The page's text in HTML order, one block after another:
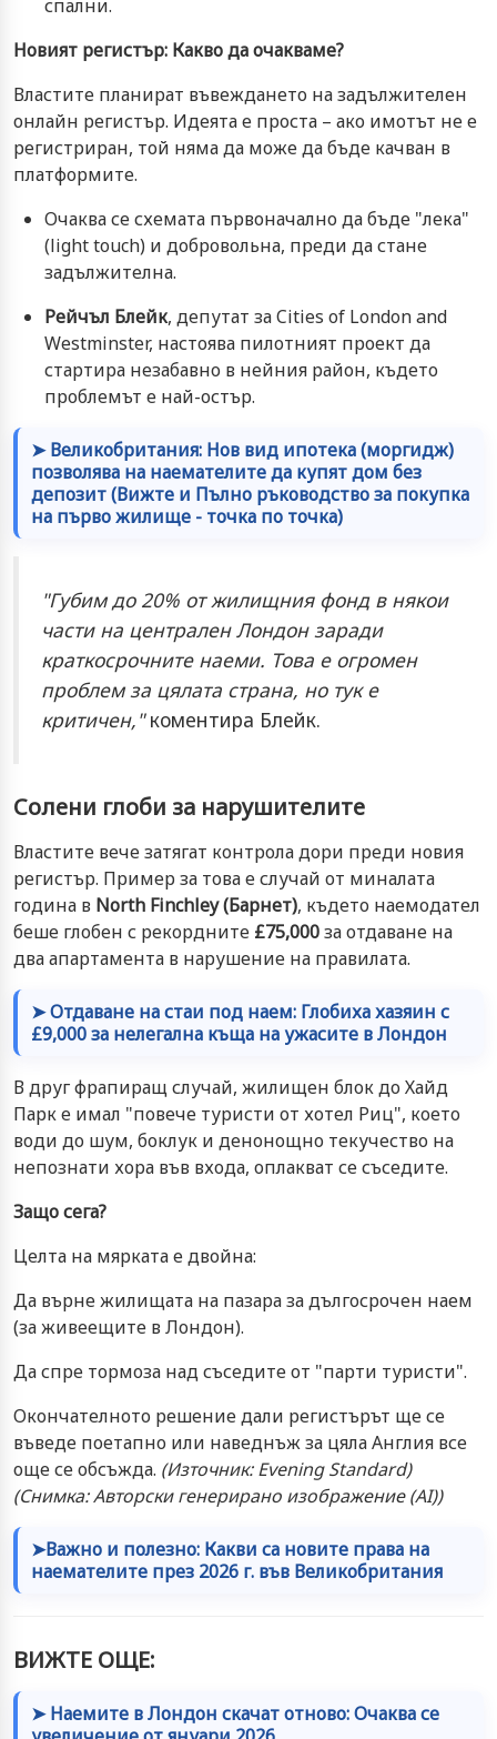
спални.
Новият регистър: Какво да очакваме?
Властите планират въвеждането на задължителен
онлайн регистър. Идеята е проста – ако имотът не е
регистриран, той няма да може да бъде качван в
платформите.
Очаква се схемата първоначално да бъде "лека"
(light touch) и добровольна, преди да стане
задължителна.
Рейчъл Блейк, депутат за Cities of London and
Westminster, настоява пилотният проект да
стартира незабавно в нейния район, където
проблемът е най-остър.
➤ Великобритания: Нов вид ипотека (моргидж)
позволява на наемателите да купят дом без
депозит (Вижте и Пълно ръководство за покупка
на първо жилище - точка по точка)
"Губим до 20% от жилищния фонд в някои
части на централен Лондон заради
краткосрочните наеми. Това е огромен
проблем за цялата страна, но тук е
критичен,"коментира Блейк.
Солени глоби за нарушителите
Властите вече затягат контрола дори преди новия
регистър. Пример за това е случай от миналата
година в North Finchley (Барнет), където наемодател
беше глобен с рекордните £75,000за отдаване на
два апартамента в нарушение на правилата.
➤ Отдаване на стаи под наем: Глобиха хазяин с
£9,000 за нелегална къща на ужасите в Лондон
В друг фрапиращ случай, жилищен блок до Хайд
Парк е имал "повече туристи от хотел Риц", което
води до шум, боклук и денонощно текучество на
непознати хора във входа, оплакват се съседите.
Защо сега?
Целта на мярката е двойна:
Да върне жилищата на пазара за дългосрочен наем
(за живеещите в Лондон).
Да спре тормоза над съседите от "парти туристи".
Окончателното решение дали регистърът ще се
въведе поетапно или наведнъж за цяла Англия все
още се обсъжда. (Източник: Evening Standard)
(Снимка: Авторски генерирано изображение (AI))
➤Важно и полезно: Какви са новите права на
наемателите през 2026 г. във Великобритания
ВИЖТЕ ОЩЕ:
➤ Наемите в Лондон скачат отново: Очаква се